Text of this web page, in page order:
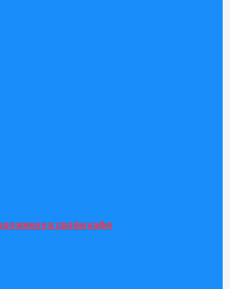
в своём кафе